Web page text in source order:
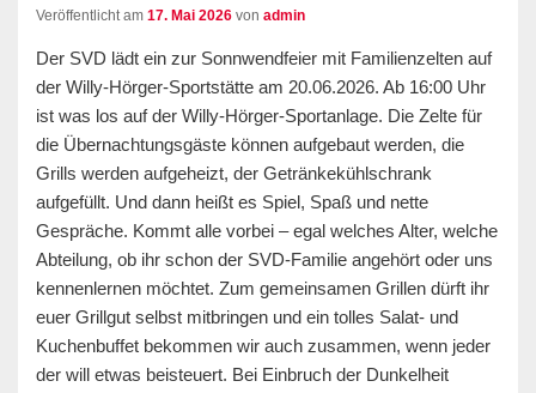
Veröffentlicht am 17. Mai 2026 von admin
Der SVD lädt ein zur Sonnwendfeier mit Familienzelten auf
der Willy-Hörger-Sportstätte am 20.06.2026. Ab 16:00 Uhr
ist was los auf der Willy-Hörger-Sportanlage. Die Zelte für
die Übernachtungsgäste können aufgebaut werden, die
Grills werden aufgeheizt, der Getränkekühlschrank
aufgefüllt. Und dann heißt es Spiel, Spaß und nette
Gespräche. Kommt alle vorbei – egal welches Alter, welche
Abteilung, ob ihr schon der SVD-Familie angehört oder uns
kennenlernen möchtet. Zum gemeinsamen Grillen dürft ihr
euer Grillgut selbst mitbringen und ein tolles Salat- und
Kuchenbuffet bekommen wir auch zusammen, wenn jeder
der will etwas beisteuert. Bei Einbruch der Dunkelheit